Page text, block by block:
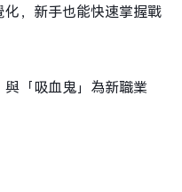
化，新手也能快速掌握戰
與「吸血鬼」為新職業